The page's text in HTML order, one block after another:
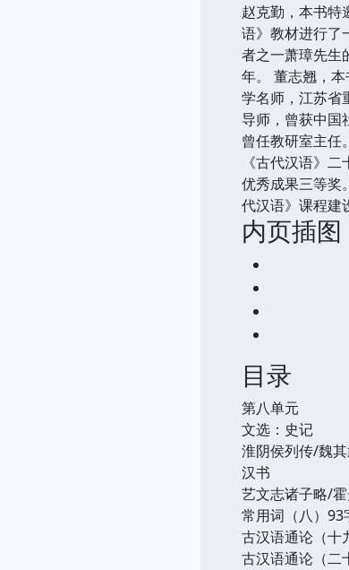
赵克勤，本书特
语》教材进行了
者之一萧璋先生
年。 董志翘，
学名师，江苏省
导师，曾获中国
曾任教研室主任
《古代汉语》
优秀成果三等奖
代汉语》课程建
内页插图
目录
第八单元
文选：史记
淮阴侯列传/魏
汉书
艺文志诸子略/
常用词（八）93
古汉语通论（十
古汉语通论（二